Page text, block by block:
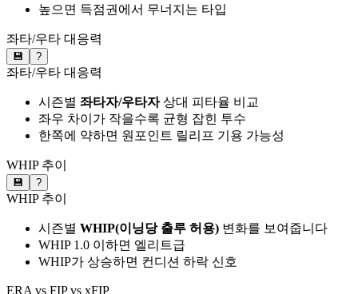
높으면 득점권에서 무너지는 타입
좌타/우타 대응력
💾 ?
좌타/우타 대응력
시즌별 좌타자/우타자상대 피타율 비교
좌우 차이가 작을수록 균형 잡힌 투수
한쪽에 약하면 원포인트 릴리프 기용 가능성
WHIP 추이
💾 ?
WHIP 추이
시즌별 WHIP(이닝당 출루 허용) 변화를 보여줍니다
WHIP 1.0 이하면 엘리트급
WHIP가 상승하면 컨디션 하락 신호
ERA vs FIP vs xFIP